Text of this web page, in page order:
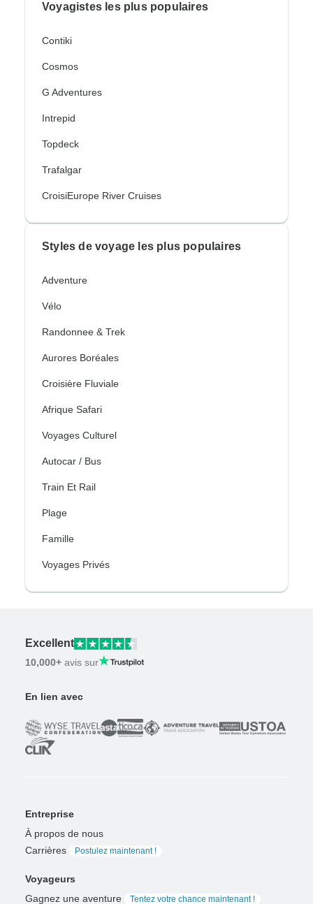
Voyagistes les plus populaires
Contiki
Cosmos
G Adventures
Intrepid
Topdeck
Trafalgar
CroisiEurope River Cruises
Styles de voyage les plus populaires
Adventure
Vélo
Randonnee & Trek
Aurores Boréales
Croisière Fluviale
Afrique Safari
Voyages Culturel
Autocar / Bus
Train Et Rail
Plage
Famille
Voyages Privés
Excellent
10,000+ avis sur
En lien avec
Entreprise
À propos de nous
Carrières
Postulez maintenant !
Voyageurs
Gagnez une aventure
Tentez votre chance maintenant !